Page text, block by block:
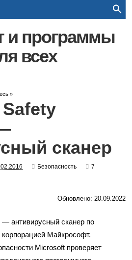
и программы
всех
»
сканер
Безопасность
7
Обновлено: 20.09.2022
антивирусный сканер по
Майкрософт.
Microsoft проверяет